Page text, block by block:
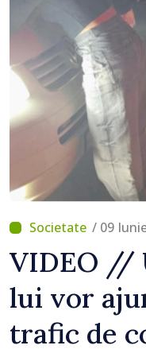
/ 09
VIDEO //
lui vor
trafic de